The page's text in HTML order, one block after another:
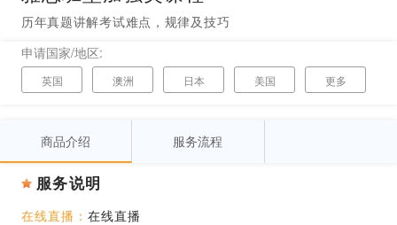
历年真题讲解考试难点，规律及技巧
申请国家/地区:
英国 澳洲 日本 美国
新加坡 法国
瑞士
荷兰 瑞典
更多
商品介绍 服务流程
服务说明
在线直播： 在线直播